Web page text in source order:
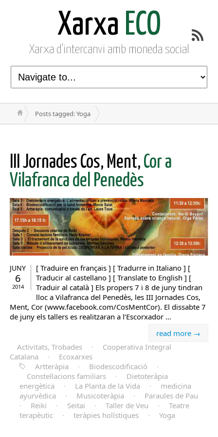
Xarxa ECO
Xarxa d'intercanvi amb moneda social
Posts tagged: Yoga
III Jornades Cos, Ment, Cor a
Vilafranca del Penedès
JUNY
6
2014
[ Traduire en français ] [ Tradurre in Italiano ] [
Traducir al castellano ] [ Translate to English ] [
Traduir al català ] Els propers 7 i 8 de juny tindran
lloc a Vilafranca del Penedès, les III Jornades Cos,
Ment, Cor (www.facebook.com/CosMentCor). El dissabte 7
de juny els tallers es realitzaran a l’Escorxador ...
read more →
Activitats, Trobades
·
Cooperativa Integral
Catalana
·
Ecoxarxes
Artteràpia
· Biodescodificació
·
Constel·lacions familiars
·
Dietoteràpia
energètica
· La Planta de la Vida ·
medicina
ayurvèdica
· Musicoteràpia ·
Paraules de Pau
·
Reiki · Seitai · Taller de Veu ·
Teatre
terapèutic
· teràpies holístiques · Yoga